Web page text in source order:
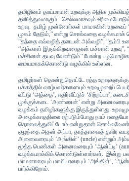
தமிழினம் தாய்மாமன் உறவுக்கு அதிக
தனித்துவமாகும். செல்லமாகவும்
உறவு. தமிழ் முன்னோர்கள் மாமாவின் உறவைப்
முகம் தேடும்,” என்று சொல்வதை வழக்கமாக்
“தந்தை எவ்வழித் தனயன் அவ்வழி”, “தம்பி
“அக்காள் இருக்கிறவரைதான் மச்சான் உறவு”,
மச்சினன் தயவு வேண்டும்” போன்ற
மையமாகக்கொண்டு வழக்கில் உள்ளன.
தமிழர்கள் தொன்றுதொட்டே ரத்த
பக்கத்தில் வாழ்பவர்களையும் உறவுமுறைப்
வீட்டு ‘அத்தை’, எதிர்வீட்டுச் ‘சிற்றப்பா’,
முக்குக்கடை ‘அண்ணன்’ என்று அனைவரையும்
வழக்கம் தமிழர்களுக்கு இருந்துள்ளது.
அழைக்காதநிலை ஏற்படும்போது நாம்
தொலைத்துவிட்டோம் என்றுதான்
குழந்தை அதன் அப்பா, தாத்தாவைத் தவிர
அனைவரையும் ‘அங்கிள்’ (uncle) என்றும்
மூத்த பெண்கள் அனைவரையும் ‘ஆன்ட்டி’
வழக்கமாக்கிக் கொண்டுள்ளார்கள். இன்று
மாமனாரையும் மாமியாரையும் ‘அங்கிள்’,
பார்க்கிறோம்.